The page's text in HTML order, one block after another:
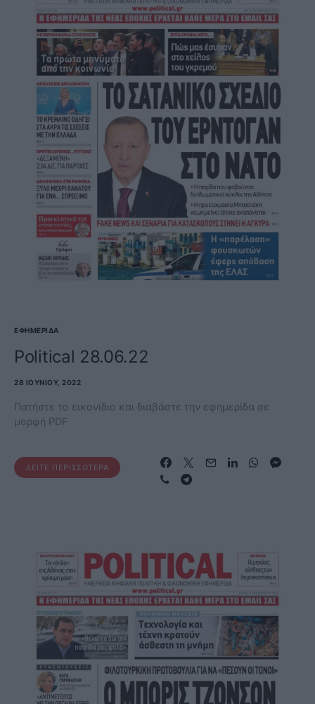
ΕΦΗΜΕΡΊΔΑ
Political 28.06.22
28 ΙΟΥΝΊΟΥ, 2022
Πατήστε το εικονίδιο και διαβάστε την εφημερίδα σε
μορφή PDF
ΔΕΊΤΕ ΠΕΡΙΣΣΌΤΕΡΑ